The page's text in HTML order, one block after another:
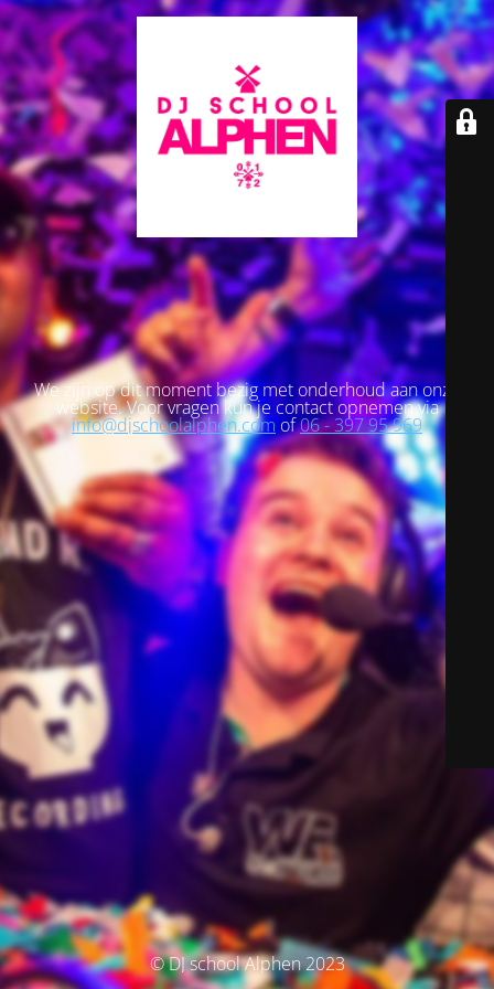
We zijn op dit moment bezig met onderhoud aan onze
website. Voor vragen kun je contact opnemen via
info@djschoolalphen.com of06 - 397 95 969
© DJ school Alphen 2023